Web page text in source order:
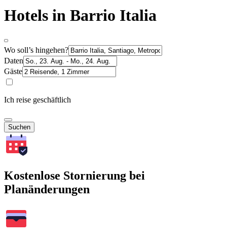
Hotels in Barrio Italia
Wo soll’s hingehen?
Daten
Gäste
Ich reise geschäftlich
Suchen
Kostenlose Stornierung bei
Planänderungen